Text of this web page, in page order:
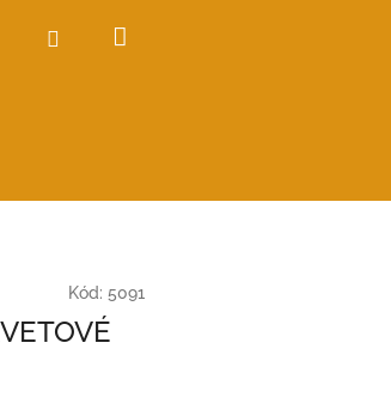
Hľadať Prihlásenie
Kód: 5091